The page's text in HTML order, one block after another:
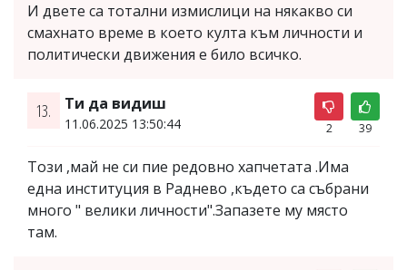
И двете са тотални измислици на някакво си
смахнато време в което култа към личности и
политически движения е било всичко.
13. Ти да видиш
11.06.2025 13:50:44 2 39
Този ,май не си пие редовно хапчетата .Има
една институция в Раднево ,където са събрани
много " велики личности".Запазете му място
там.